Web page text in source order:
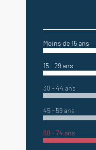
Moins de 15 ans
15 - 29 ans
30 - 44 ans
45 - 59 ans
60 - 74 ans